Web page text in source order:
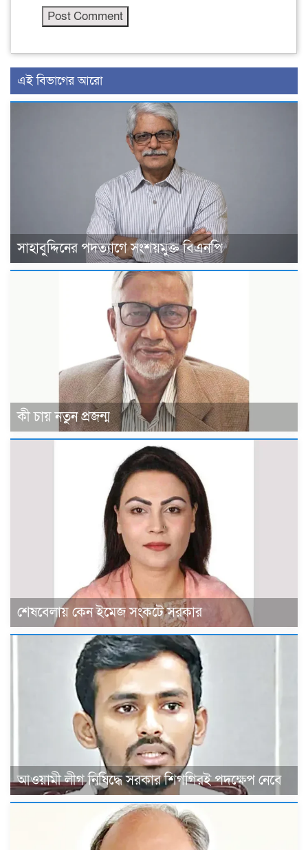
এই বিভাগের আরো
সাহাবুদ্দিনের পদত্যাগে সংশয়মুক্ত বিএনপি
কী চায় নতুন প্রজন্ম
শেষবেলায় কেন ইমেজ সংকটে সরকার
আওয়ামী লীগ নিষিদ্ধে সরকার শিগগিরই পদক্ষেপ নেবে